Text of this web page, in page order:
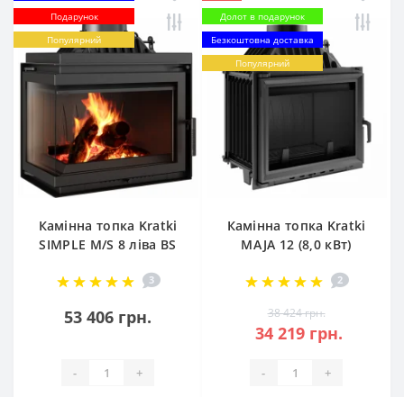
Подарунок
Популярний
Камінна топка Kratki
SIMPLE M/S 8 ліва BS
3
53 406 грн.
- +
Долот в подарунок
Безкоштовна доставка
Популярний
Камінна топка Kratki
MAJA 12 (8,0 кВт)
2
38 424 грн.
34 219 грн.
- +